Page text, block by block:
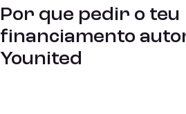
Por que pedir o teu
financiamento
Younited